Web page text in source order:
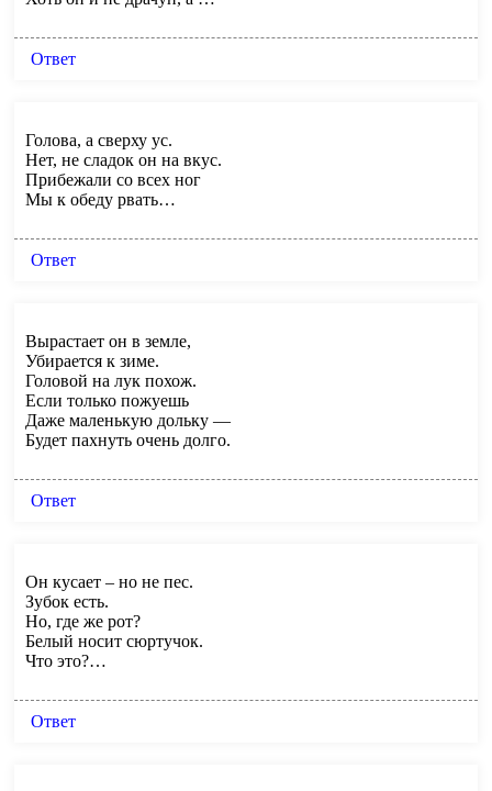
Ответ
Голова, а сверху ус.
Нет, не сладок он на вкус.
Прибежали со всех ног
Мы к обеду рвать…
Ответ
Вырастает он в земле,
Убирается к зиме.
Головой на лук похож.
Если только пожуешь
Даже маленькую дольку —
Будет пахнуть очень долго.
Ответ
Он кусает – но не пес.
Зубок есть.
Но, где же рот?
Белый носит сюртучок.
Что это?…
Ответ